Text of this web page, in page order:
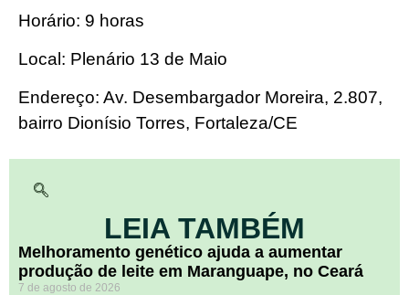
Horário: 9 horas
Local: Plenário 13 de Maio
Endereço: Av. Desembargador Moreira, 2.807,
bairro Dionísio Torres, Fortaleza/CE
LEIA TAMBÉM
Melhoramento genético ajuda a aumentar
produção de leite em Maranguape, no Ceará
7 de agosto de 2026